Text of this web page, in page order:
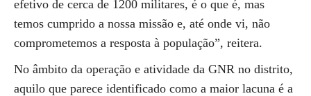
efetivo de cerca de 1200 militares, é o que é, mas
temos cumprido a nossa missão e, até onde vi, não
comprometemos a resposta à população”, reitera.
No âmbito da operação e atividade da GNR no distrito,
aquilo que parece identificado como a maior lacuna é a